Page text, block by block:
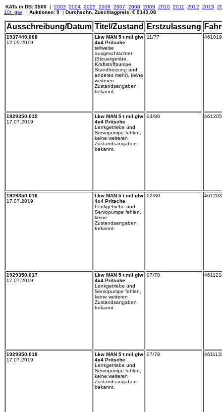
KATs in DB: 3506 | 2003 2004 2005 2006 2007 2008 2009 2010 2011 2012 2013
10t_glw| Auktionen: 9 | Durchschn. Zuschlagpreis: € 9143.08
Ausschreibung/Datum Titel/Zustand Erstzulassung
1937440.008
12.09.2019
Lkw MAN 5 t mil glw
4x4 Pritsche
teilweise
ausgeschlachtet
(Steuergeräte,
Kraftstoffpumpe,
Standheizung und
anderes mehr), keine
weiteren
Zustandsangaben
bekannt.
11/77
1929350.015
17.07.2019
Lkw MAN 5 t mil glw
4x4 Pritsche
Lenkgetriebe und
Servopumpe fehlen,
keine weiteren
Zustandsangaben
bekannt.
04/80
1929350.016
17.07.2019
Lkw MAN 5 t mil glw
4x4 Pritsche
Lenkgetriebe und
Servopumpe fehlen,
keine
Zustandsangaben
bekannt.
02/80
1929350.017
17.07.2019
Lkw MAN 5 t mil glw
4x4 Pritsche
Lenkgetriebe und
Servopumpe fehlen,
keine weiteren
Zustandsangaben
bekannt.
07/78
1929350.018
17.07.2019
Lkw MAN 5 t mil glw
4x4 Pritsche
Lenkgetriebe und
Servopumpe fehlen,
keine weiteren
Zustandsangaben
bekannt.
07/78